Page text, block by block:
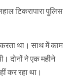
टिकरापारा पुलिस
करता था। साथ में काम
दोनों ने एक महीने
कर रहा था।